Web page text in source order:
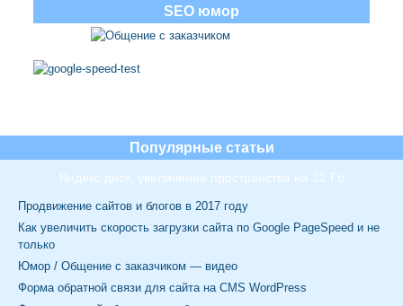
SEO юмор
Популярные статьи
Яндекс диск, увеличение пространства на 32 Гб
Продвижение сайтов и блогов в 2017 году
Как увеличить скорость загрузки сайта по Google PageSpeed и не
только
Юмор / Общение с заказчиком — видео
Форма обратной связи для сайта на CMS WordPress